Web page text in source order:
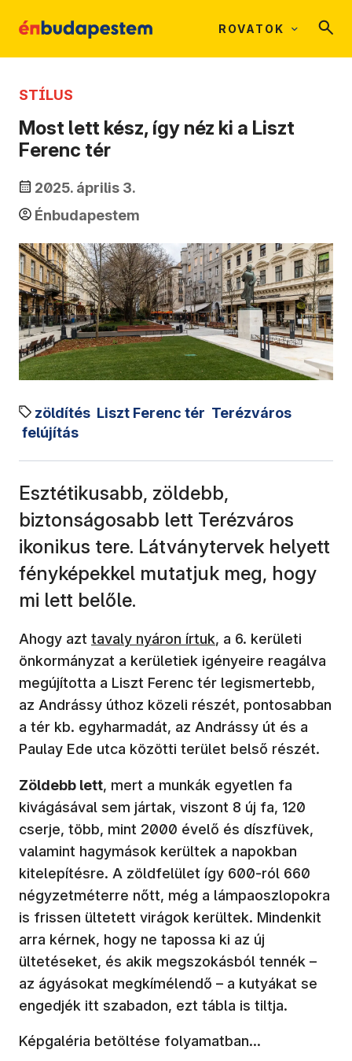
ROVATOK
STÍLUS
Most lett kész, így néz ki a Liszt
Ferenc tér
2025. április 3.
Énbudapestem
zöldítés Liszt Ferenc tér Terézváros
felújítás
Esztétikusabb, zöldebb,
biztonságosabb lett Terézváros
ikonikus tere. Látványtervek helyett
fényképekkel mutatjuk meg, hogy
mi lett belőle.
Ahogy azt tavaly nyáron írtuk, a 6. kerületi
önkormányzat a kerületiek igényeire reagálva
megújította a Liszt Ferenc tér legismertebb,
az Andrássy úthoz közeli részét, pontosabban
a tér kb. egyharmadát, az Andrássy út és a
Paulay Ede utca közötti terület belső részét.
Zöldebb lett, mert a munkák egyetlen fa
kivágásával sem jártak, viszont 8 új fa, 120
cserje, több, mint 2000 évelő és díszfüvek,
valamint hagymások kerültek a napokban
kitelepítésre. A zöldfelület így 600-ról 660
négyzetméterre nőtt, még a lámpaoszlopokra
is frissen ültetett virágok kerültek. Mindenkit
arra kérnek, hogy ne tapossa ki az új
ültetéseket, és akik megszokásból tennék –
az ágyásokat megkímélendő – a kutyákat se
engedjék itt szabadon, ezt tábla is tiltja.
Képgaléria betöltése folyamatban...